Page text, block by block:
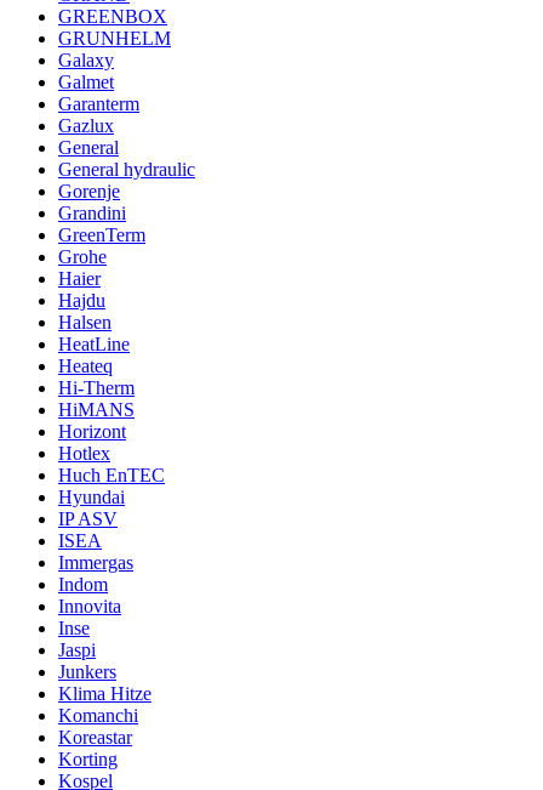
GREENBOX
GRUNHELM
Galaxy
Galmet
Garanterm
Gazlux
General
General hydraulic
Gorenje
Grandini
GreenTerm
Grohe
Haier
Hajdu
Halsen
HeatLine
Heateq
Hi-Therm
HiMANS
Horizont
Hotlex
Huch EnTEC
Hyundai
IP ASV
ISEA
Immergas
Indom
Innovita
Inse
Jaspi
Junkers
Klima Hitze
Komanchi
Koreastar
Korting
Kospel